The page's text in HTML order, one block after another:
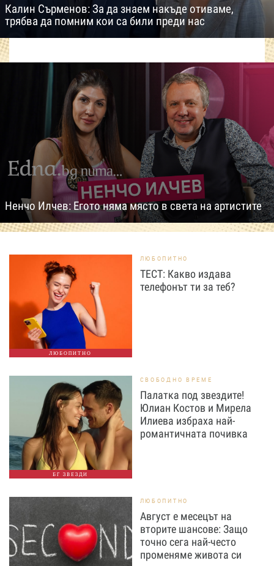
Калин Сърменов: За да знаем накъде отиваме,
трябва да помним кои са били преди нас
Ненчо Илчев: Егото няма място в света на артистите
ЛЮБОПИТНО
ЛЮБОПИТНО
ТЕСТ: Какво издава
телефонът ти за теб?
БГ ЗВЕЗДИ
СВОБОДНО ВРЕМЕ
Палатка под звездите!
Юлиан Костов и Мирела
Илиева избраха най-
романтичната почивка
ЛЮБОПИТНО
Август е месецът на
вторите шансове: Защо
точно сега най-често
променяме живота си